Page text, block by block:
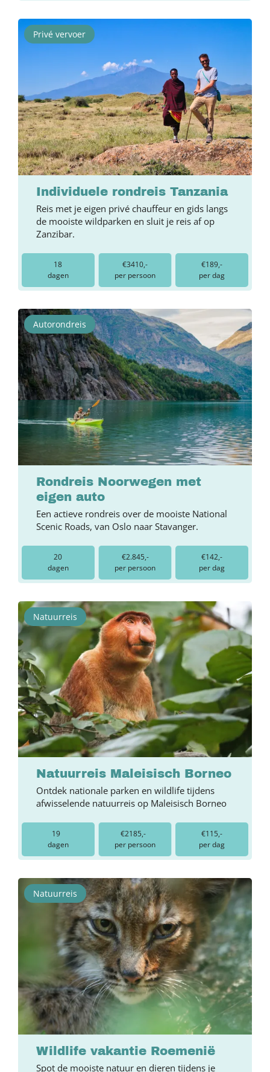
Privé vervoer
Individuele rondreis Tanzania
Reis met je eigen privé chauffeur en gids langs
de mooiste wildparken en sluit je reis af op
Zanzibar.
18
dagen
€3410,-
per persoon
€189,-
per dag
Autorondreis
Rondreis Noorwegen met
eigen auto
Een actieve rondreis over de mooiste National
Scenic Roads, van Oslo naar Stavanger.
20
dagen
€2.845,-
per persoon
€142,-
per dag
Natuurreis
Natuurreis Maleisisch Borneo
Ontdek nationale parken en wildlife tijdens
afwisselende natuurreis op Maleisisch Borneo
19
dagen
€2185,-
per persoon
€115,-
per dag
Natuurreis
Wildlife vakantie Roemenië
Spot de mooiste natuur en dieren tijdens je